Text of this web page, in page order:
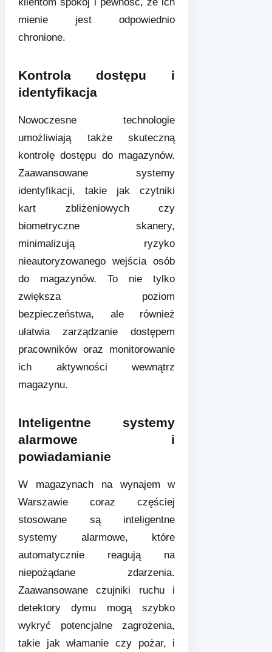
mienie jest odpowiednio
chronione.
Kontrola dostępu i
identyfikacja
Nowoczesne technologie
umożliwiają także skuteczną
kontrolę dostępu do magazynów.
Zaawansowane systemy
identyfikacji, takie jak czytniki
kart zbliżeniowych czy
biometryczne skanery,
minimalizują ryzyko
nieautoryzowanego wejścia osób
do magazynów. To nie tylko
zwiększa poziom
bezpieczeństwa, ale również
ułatwia zarządzanie dostępem
pracowników oraz monitorowanie
ich aktywności wewnątrz
magazynu.
Inteligentne systemy
alarmowe i
powiadamianie
W magazynach na wynajem w
Warszawie coraz częściej
stosowane są inteligentne
systemy alarmowe, które
automatycznie reagują na
niepożądane zdarzenia.
Zaawansowane czujniki ruchu i
detektory dymu mogą szybko
wykryć potencjalne zagrożenia,
takie jak włamanie czy pożar, i